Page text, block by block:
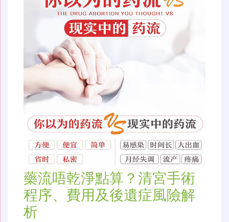
藥流唔乾淨點算？清宮手術
程序、費用及後遺症風險解
析